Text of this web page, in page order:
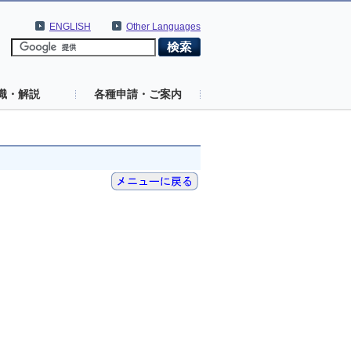
Other Languages
ENGLISH
・解説 各種申請・ご案内